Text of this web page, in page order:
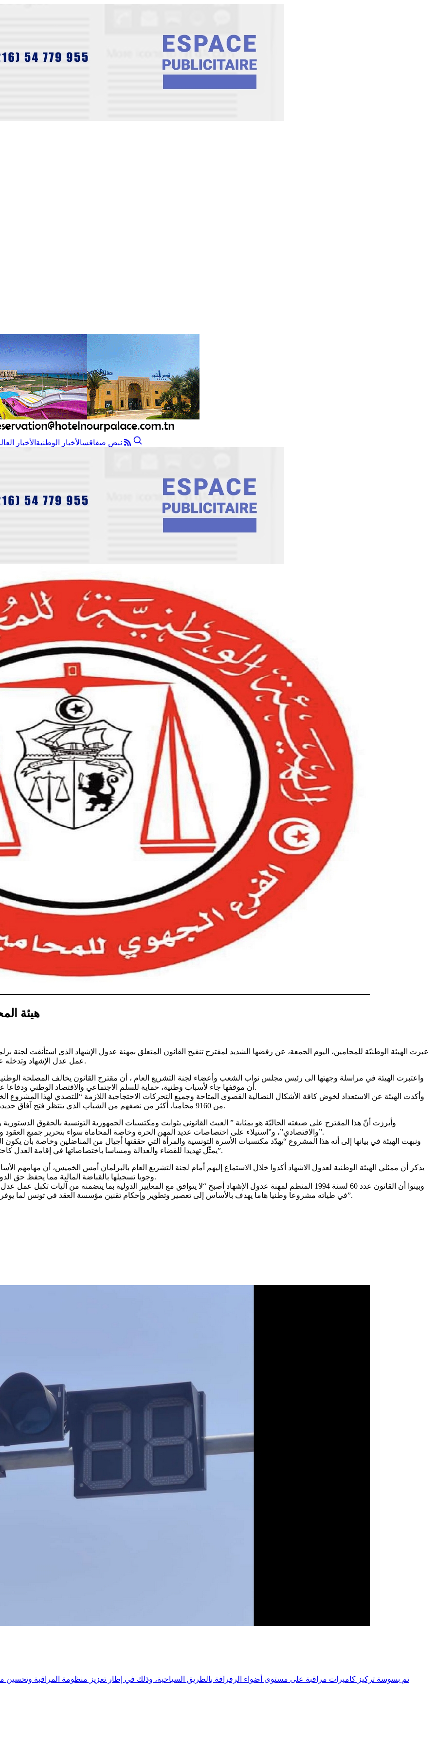
نبض صفاقسالأخبار الوطنية الأخبار
هيئة
عبرت الهيئة الوطنيّة للمحامين، اليوم الجمعة، عن رفضها الشديد لمقترح تنقيح القانون المتعلق بمهنة عدول الإشهاد الذى استأنفت
عمل عدل الإشهاد وتدخله عبر تدعيم اختصاصاته الحصرية على غرار إبرام عقود الطلاق بالتراضي.
واعتبرت الهيئة في مراسلة وجهتها الى رئيس مجلس نواب الشعب وأعضاء لجنة التشريع العام ، أن مقترح القانون يخالف المصلحة
أن موقفها جاء لأسباب وطنية، حماية للسلم الاجتماعي والاقتصاد الوطني ودفاعا على حقوق مهنة المحاماة كقطاع مشغّل سنويّا للمتخرّجين من الجامعة.
وأكدت الهيئة عن الاستعداد لخوض كافة الأشكال النضالية القصوى المتاحة وجميع التحركات الاحتجاجية اللازمة “للتصدي لهذا المشروع
من 9160 محاميا، أكثر من نصفهم من الشباب الذي ينتظر فتح آفاق جديدة وفرص عمل واختصاصات أخرى تطوّر المهنة وتحقق الكرامة للجميع.
وأبرزت أنّ هذا المقترح على صيغته الحاليّة هو بمثابة ” العبث القانوني بثوابت ومكتسبات الجمهورية التونسية بالحقوق
والاقتصادي”، و”استيلاء على اختصاصات عديد المهن الحرة وخاصة المحاماة سواء بتحرير جميع العقود والبعض منها أوجبت النصوص الجاري بها العمل أن تكون بواسطة محام”.
ونبهت الهيئة في بيانها إلى أنه هذا المشروع “يهدّد مكتسبات الأسرة التونسية والمرأة التي حققتها أجيال من المناضلين وخاصة بأن
يمثّل تهديدا للقضاء والعدالة ومساسا باختصاصاتها في إقامة العدل كاحترام المبادئ العامة للقانون وخاصة مبدأ المواجهة وحق الولوج للعدالة”.
يذكر أن ممثلي الهيئة الوطنية لعدول الاشهاد أكدوا خلال الاستماع إليهم أمام لجنة التشريع العام بالبرلمان أمس الخميس، أن مهامهم
وجوبا تسجيلها بالقباضة المالية مما يحفظ حق الدولة في استخلاص مقابيضها ويضمن الأمن التعاقدي بين مختلف الجهات.
وبينوا أن القانون عدد 60 لسنة 1994 المنظم لمهنة عدول الإشهاد أصبح “لا يتوافق مع المعايير الدولية بما يتضمنه من
في طياته مشروعا وطنيا هاما يهدف بالأساس إلى تعصير وتطوير وإحكام تقنين مؤسسة العقد في تونس لما يوفره من أمن قانوني يساهم في جلب وتشجيع الاستثمار الوطني والأجنبي”.
تم بسوسة تركيز كاميرات مراقبة على مستوى أضواء الرفرافة بالطريق السياحية، وذلك في إطار تعزيز منظومة المراقبة وتحسين